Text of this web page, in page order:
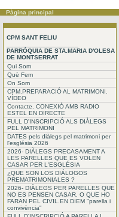
Pàgina principal
CPM SANT FELIU
PARRÒQUIA DE STA.MARIA D'OLESA
DE MONTSERRAT
Qui Som
Què Fem
On Som
CPM.PREPARACIÓ AL MATRIMONI.
VÍDEO
Contacte. CONEXIÓ AMB RADIO
ESTEL EN DIRECTE
FULL D'INSCRIPCIÓ ALS DIÀLEGS
PEL MATRIMONI
DATES pels diàlegs pel matrimoni per
l'església 2026
2026- DIÀLEGS PRECASAMENT A
LES PARELLES QUE ES VOLEN
CASAR PER L'ESGLÉSIA
¿QUE SON LOS DIÁLOGOS
PREMATRIMONIALES ?
2026- DIÀLEGS PER PARELLES QUE
NO ES PENSEN CASAR, O QUE HO
FARAN PEL CIVIL.EN DIEM "parella i
convivència"